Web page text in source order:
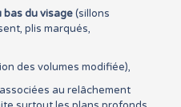
du visage(sillons
plis marqués,
des volumes modifiée),
au relâchement